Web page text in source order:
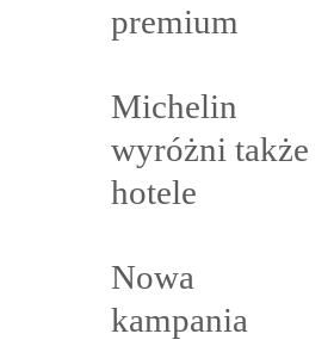
premium
Michelin
wyróżni także
hotele
Nowa
kampania